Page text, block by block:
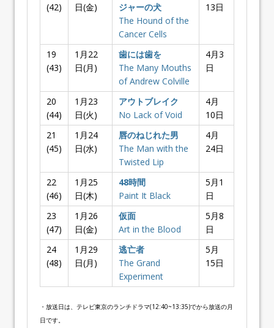
(42)
日(金)
ジャーの犬
The Hound of the
Cancer Cells
13日
19
(43)
1月22
日(月)
歯には歯を
The Many Mouths
of Andrew Colville
4月3
日
20
(44)
1月23
日(火)
アウトブレイク
No Lack of Void
4月
10日
21
(45)
1月24
日(水)
唇のねじれた男
The Man with the
Twisted Lip
4月
24日
22
(46)
1月25
日(木)
48時間
Paint It Black
5月1
日
23
(47)
1月26
日(金)
仮面
Art in the Blood
5月8
日
24
(48)
1月29
日(月)
逃亡者
The Grand
Experiment
5月
15日
・放送日は、テレビ東京のランチドラマ(12:40~13:35)でから放送の月
日です。